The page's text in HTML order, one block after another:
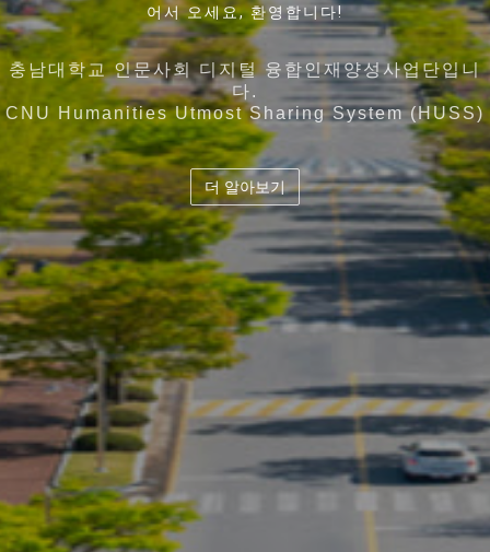
어서 오세요, 환영합니다!
충남대학교 인문사회 디지털 융합인재양성사업단입니
다.
CNU Humanities Utmost Sharing System (HUSS)
더 알아보기
언어와 커뮤니케이션, 뇌 · 인지과학 그리고 빅데이터 인
공지능을 아우르는 융합인재의 양성
충남대학교 인문사회 디지털 융합인재양성사업단
더 알아보기
디지털 시대 인간과 기술에 대한 통찰력을 바탕으로
공존 · 공공 · 공유의 가치를 지향하는 디지털 시대의 창
도
더 알아보기
인간과 기술에 대한 근본적인 이해를 바탕으로 디지털
기술을 활용하고
디지털 기술을 기반으로 사회문제 해결을 역량을 갖춘
융합인재양성
더 알아보기
지역사회의 특성과 특화산업 , 각 대학의 강점을 고도화
시킨 5개 대학이 컨소시엄을 구성하여
교육 과정의 유기적 결합 및 협력과 공유체계 확립
더 알아보기